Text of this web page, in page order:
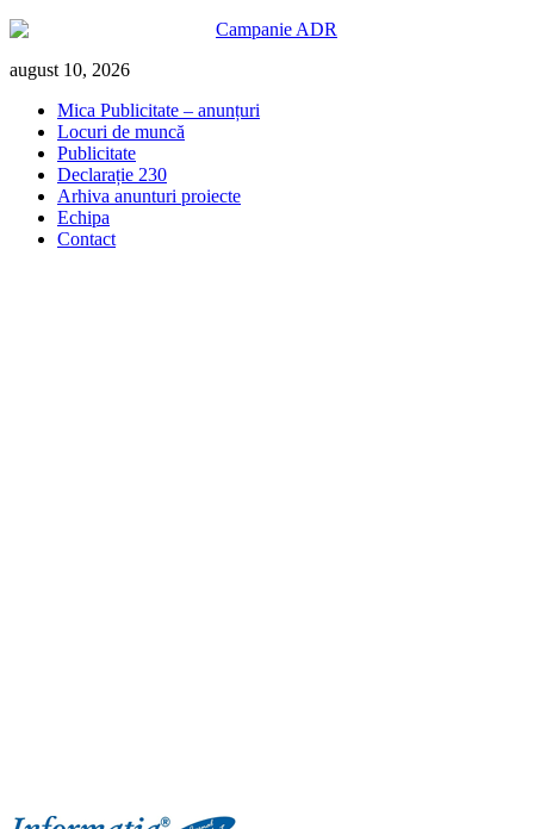
Skip
content
august 10, 2026
Mica Publicitate – anunțuri
Locuri de muncă
Publicitate
Declarație 230
Arhiva anunturi proiecte
Echipa
Contact